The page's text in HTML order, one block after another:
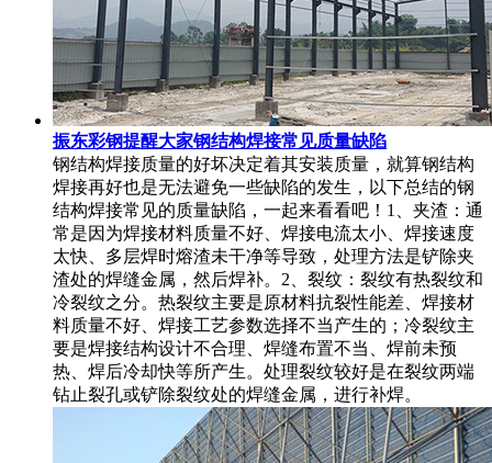
振东彩钢提醒大家钢结构焊接常见质量缺陷
钢结构焊接质量的好坏决定着其安装质量，就算钢结构
焊接再好也是无法避免一些缺陷的发生，以下总结的钢
结构焊接常见的质量缺陷，一起来看看吧！1、夹渣：通
常是因为焊接材料质量不好、焊接电流太小、焊接速度
太快、多层焊时熔渣未干净等导致，处理方法是铲除夹
渣处的焊缝金属，然后焊补。2、裂纹：裂纹有热裂纹和
冷裂纹之分。热裂纹主要是原材料抗裂性能差、焊接材
料质量不好、焊接工艺参数选择不当产生的；冷裂纹主
要是焊接结构设计不合理、焊缝布置不当、焊前未预
热、焊后冷却快等所产生。处理裂纹较好是在裂纹两端
钻止裂孔或铲除裂纹处的焊缝金属，进行补焊。